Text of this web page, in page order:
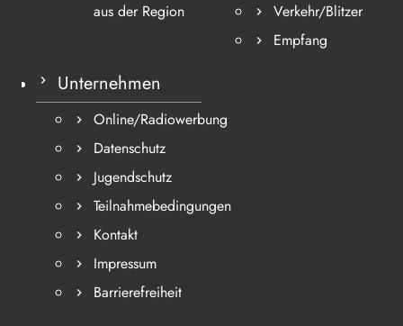
aus der Region
Verkehr/Blitzer
Empfang
Unternehmen
Online/Radiowerbung
Datenschutz
Jugendschutz
Teilnahmebedingungen
Kontakt
Impressum
Barrierefreiheit